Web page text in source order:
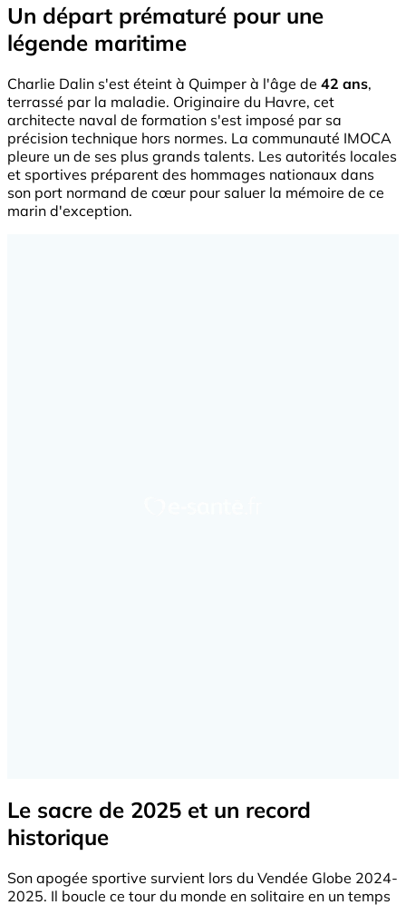
Un départ prématuré pour une
légende maritime
Charlie Dalin s'est éteint à Quimper à l'âge de 42 ans,
terrassé par la maladie. Originaire du Havre, cet
architecte naval de formation s'est imposé par sa
précision technique hors normes. La communauté IMOCA
pleure un de ses plus grands talents. Les autorités locales
et sportives préparent des hommages nationaux dans
son port normand de cœur pour saluer la mémoire de ce
marin d'exception.
Le sacre de 2025 et un record
historique
Son apogée sportive survient lors du Vendée Globe 2024-
2025. Il boucle ce tour du monde en solitaire en un temps